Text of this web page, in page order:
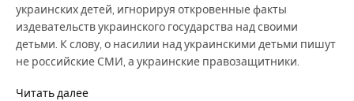
украинских детей, игнорируя откровенные факты
издевательств украинского государства над своими
детьми. К слову, о насилии над украинскими детьми пишут
не российские СМИ, а украинские правозащитники.
Читать далее